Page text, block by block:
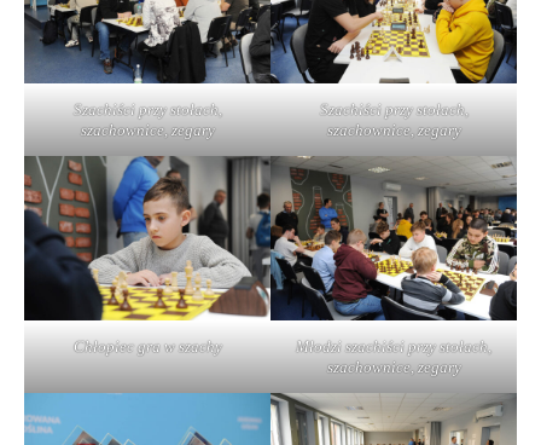
Szachiści przy stołach,
szachownice, zegary
Szachiści przy stołach,
szachownice, zegary
Chłopiec gra w szachy
Młodzi szachiści przy stołach,
szachownice, zegary